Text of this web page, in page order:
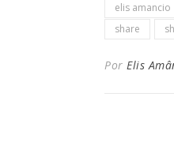
elis amancio
share
Por Elis